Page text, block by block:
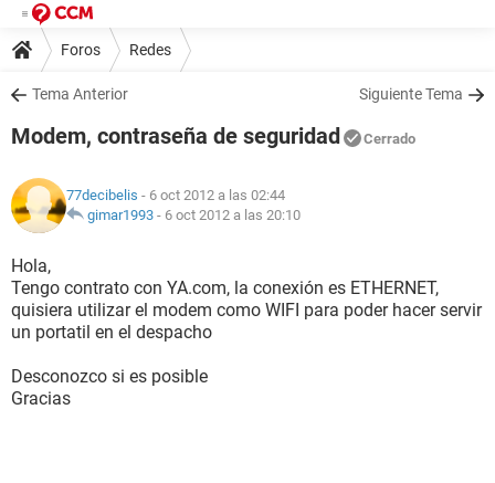
Foros Redes
Tema Anterior Siguiente Tema
Modem, contraseña de seguridad Cerrado
77decibelis - 6 oct 2012 a las 02:44
gimar1993 - 6 oct 2012 a las 20:10
Hola,
Tengo contrato con YA.com, la conexión es ETHERNET,
quisiera utilizar el modem como WIFI para poder hacer servir
un portatil en el despacho
Desconozco si es posible
Gracias